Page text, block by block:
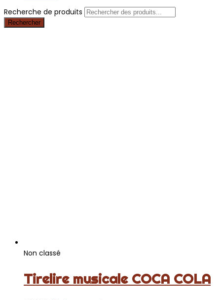
Recherche de produits
Rechercher
Non classé
Tirelire musicale COCA COLA